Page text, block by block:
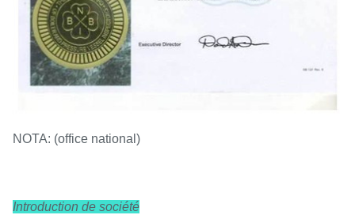
NOTA: (office national)
Introduction de société